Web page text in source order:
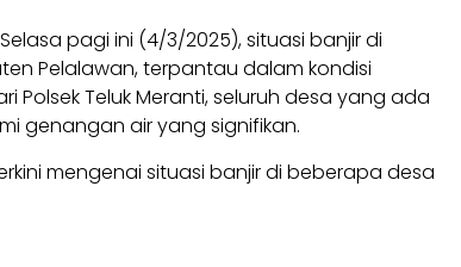
pagi ini (4/3/2025), situasi banjir di
Pelalawan, terpantau dalam kondisi
Polsek Teluk Meranti, seluruh desa yang ada
genangan air yang signifikan.
mengenai situasi banjir di beberapa desa